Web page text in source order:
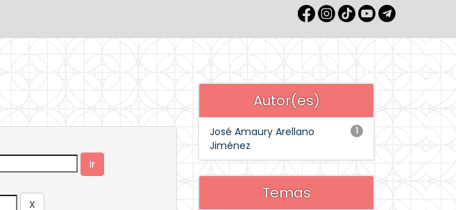
Autor(es)
1
José Amaury Arellano
Jiménez
Temas